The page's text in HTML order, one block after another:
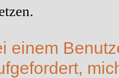
einem